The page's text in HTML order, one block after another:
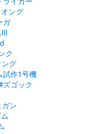
ング
ガ
ク
グ
試作1号機
ズゴック
ン